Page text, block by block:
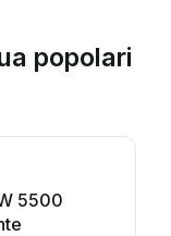
popolari
5500